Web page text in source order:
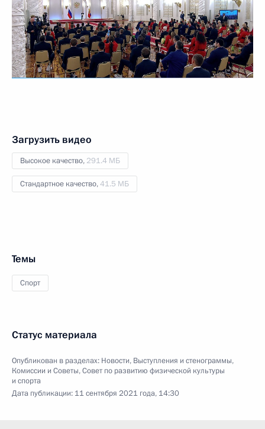
Загрузить видео
Высокое качество, 291.4 МБ
Стандартное качество,41.5 МБ
Темы
Спорт
Статус материала
Опубликован в разделах: Новости, Выступления и стенограммы,
Комиссии и Советы,Совет по развитию физической культуры
и спорта
Дата публикации: 11 сентября 2021 года, 14:30